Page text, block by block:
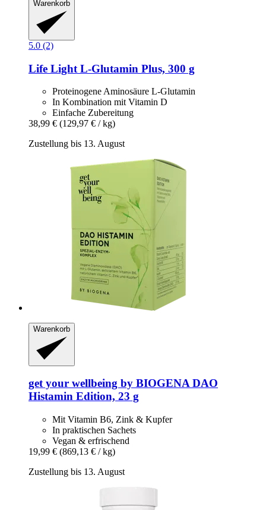
Warenkorb
5.0 (2)
Life Light L-​Glutamin Plus, 300 g
Proteinogene Aminosäure L-Glutamin
In Kombination mit Vitamin D
Einfache Zubereitung
38,99 € (129,97 € / kg)
Zustellung bis 13. August
Warenkorb
get your wellbeing by BIOGENADAO
Histamin Edition, 23 g
Mit Vitamin B6, Zink & Kupfer
In praktischen Sachets
Vegan & erfrischend
19,99 € (869,13 € / kg)
Zustellung bis 13. August